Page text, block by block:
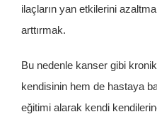
ilaçların yan etkilerini
arttırmak.
Bu nedenle kanser gibi
kendisinin hem de hastaya
eğitimi alarak kendi